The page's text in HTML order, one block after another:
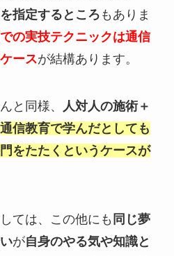
指定するところ もありま
の実技テクニックは通信
ースが結構あります。
と同様、
人対人の施術＋
通信教育で学んだとしても
をたたくというケースが
ては、この他にも 同じ夢
が自身のやる気や知識と